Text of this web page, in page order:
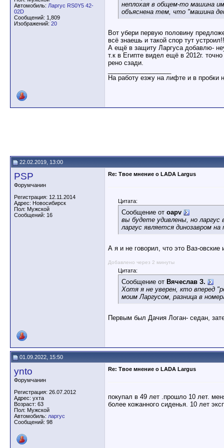
Автомобиль: Ларгус RS0Y5 42-
02D
Сообщений: 1,809
Изображений: 20
неплохая в общем-то машина
объяснена тем, что "машина
Вот убери первую половину
всё знаешь и такой спор тут
А ещё в защиту Ларгуса добавлю-
т.к в Египте видел ещё в 2012г.
рено сзади.
На работу езжу на лифте и в пробки
22.02.2019, 13:00
PSP
Форумчанин
Регистрация: 12.11.2014
Адрес: Новосибирск
Пол: Мужской
Сообщений: 16
Re: Твое мнение о LADA Largus
Цитата:
Сообщение от oapv
вы будете удивлены, но ларгус
ларгус является динозавром
А я и не говорил, что это Ваз-овские
Добавлено через 2 минуты
Цитата:
Сообщение от Вячеслав З.
Хотя я не уверен, кто вперед
моим Ларгусом, разница в
Первым был Дачия Логан- седан,
01.09.2022, 15:50
ynto
Форумчанин
Регистрация: 26.07.2012
Адрес: ухта
Возраст: 63
Пол: Мужской
Автомобиль: ларгус
Сообщений: 98
Re: Твое мнение о LADA Largus
покупал в 49 лет .прошло 10 лет.
более кожанного сиденья. 10 лет